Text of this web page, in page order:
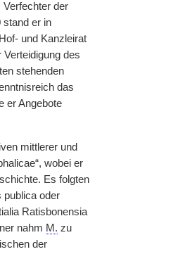
Verfechter der
stand er in
und Kanzleirat
des
stehenden
das
er Angebote
mittlerer und
wobei er
Es folgten
publica oder
Ratisbonensia
nahm M. zu
der